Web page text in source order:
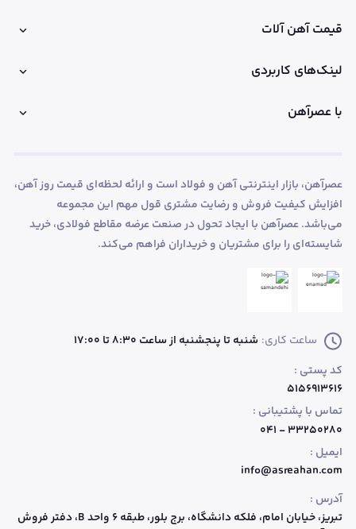
قیمت آهن آلات
لینک‌های کاربردی
با عصرآهن
عصرآهن، بازار اینترنتی آهن و فولاد است و ارائه لحظه‌ای قیمت روز آهن،
افزایش کیفیت فروش و رضایت مشتری قول مهم این مجموعه
می‌باشد. عصرآهن با ایجاد تحول در صنعت عرضه مقاطع فولادی، خرید
شایسته‌ای را برای مشتریان و خریداران فراهم می‌کند.
ساعت کاری: شنبه تا پنجشنبه از ساعت 8:30 تا 17:00
کد پستی :
۵۱۵۶۹۱۳۶۱۶
تماس با پشتیبانی :
۳۳۲۵۰۲۸۰ - ۰۴۱
ایمیل :
info@asreahan.com
آدرس :
تبریز، خیابان امام، فلکه دانشگاه، برج بلور، طبقه ۶ واحد B
، دفتر فروش